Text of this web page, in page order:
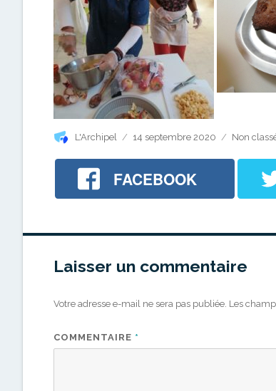
Auteur
L'Archipel
Publié
14 septembre 2020 Catégories
Non
FACEBOOK
Laisser un commentaire
Votre adresse e-mail ne sera pas publiée. Les
COMMENTAIRE *